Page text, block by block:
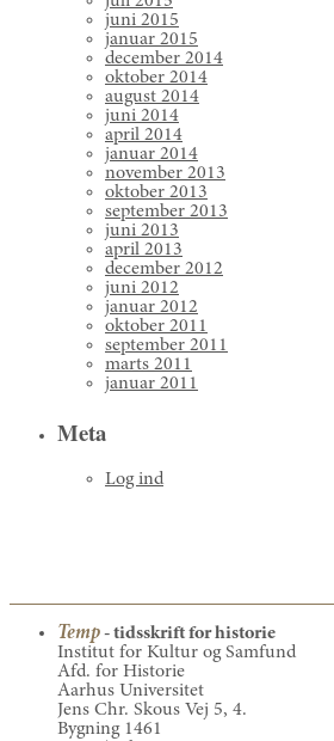
juni 2015
januar 2015
december 2014
oktober 2014
august 2014
juni 2014
april 2014
januar 2014
november 2013
oktober 2013
september 2013
juni 2013
april 2013
december 2012
juni 2012
januar 2012
oktober 2011
september 2011
marts 2011
januar 2011
Meta
Log ind
Temp- tidsskrift for historie
Institut for Kultur og Samfund
Afd. for Historie
Aarhus Universitet
Jens Chr. Skous Vej 5, 4.
Bygning 1461